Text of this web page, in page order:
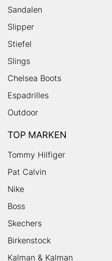
Sandalen
Slipper
Stiefel
Slings
Chelsea Boots
Espadrilles
Outdoor
TOP MARKEN
Tommy Hilfiger
Pat Calvin
Nike
Boss
Skechers
Birkenstock
Kalman & Kalman